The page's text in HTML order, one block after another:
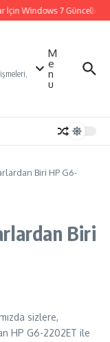
Windows 7 Güncelleme
M
e
n
u
Biri HP G6-
Biri
sizlere,
HP G6-2202ET ile